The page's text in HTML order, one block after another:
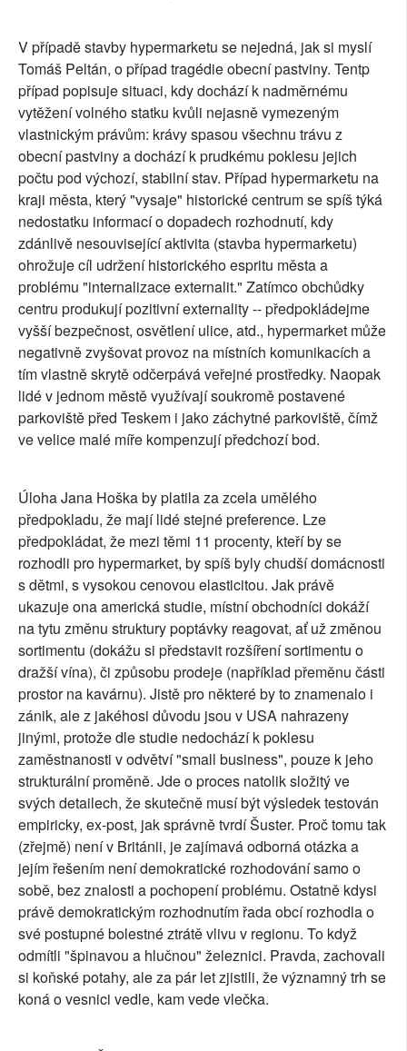
V případě stavby hypermarketu se nejedná, jak si myslí
Tomáš Peltán, o případ tragédie obecní pastviny. Tentp
případ popisuje situaci, kdy dochází k nadměrnému
vytěžení volného statku kvůli nejasně vymezeným
vlastnickým právům: krávy spasou všechnu trávu z
obecní pastviny a dochází k prudkému poklesu jejich
počtu pod výchozí, stabilní stav. Případ hypermarketu na
kraji města, který "vysaje" historické centrum se spíš týká
nedostatku informací o dopadech rozhodnutí, kdy
zdánlivě nesouvisející aktivita (stavba hypermarketu)
ohrožuje cíl udržení historického espritu města a
problému "internalizace externalit." Zatímco obchůdky
centru produkují pozitivní externality -- předpokládejme
vyšší bezpečnost, osvětlení ulice, atd., hypermarket může
negativně zvyšovat provoz na místních komunikacích a
tím vlastně skrytě odčerpává veřejné prostředky. Naopak
lidé v jednom městě využívají soukromě postavené
parkoviště před Teskem i jako záchytné parkoviště, čímž
ve velice malé míře kompenzují předchozí bod.
Úloha Jana Hoška by platila za zcela umělého
předpokladu, že mají lidé stejné preference. Lze
předpokládat, že mezi těmi 11 procenty, kteří by se
rozhodli pro hypermarket, by spíš byly chudší domácnosti
s dětmi, s vysokou cenovou elasticitou. Jak právě
ukazuje ona americká studie, místní obchodníci dokáží
na tytu změnu struktury poptávky reagovat, ať už změnou
sortimentu (dokážu si představit rozšíření sortimentu o
dražší vína), či způsobu prodeje (například přeměnu části
prostor na kavárnu). Jistě pro některé by to znamenalo i
zánik, ale z jakéhosi důvodu jsou v USA nahrazeny
jinými, protože dle studie nedochází k poklesu
zaměstnanosti v odvětví "small business", pouze k jeho
strukturální proměně. Jde o proces natolik složitý ve
svých detailech, že skutečně musí být výsledek testován
empiricky, ex-post, jak správně tvrdí Šuster. Proč tomu tak
(zřejmě) není v Británii, je zajímavá odborná otázka a
jejím řešením není demokratické rozhodování samo o
sobě, bez znalosti a pochopení problému. Ostatně kdysi
právě demokratickým rozhodnutím řada obcí rozhodla o
své postupné bolestné ztrátě vlivu v regionu. To když
odmítli "špinavou a hlučnou" železnici. Pravda, zachovali
si koňské potahy, ale za pár let zjistili, že významný trh se
koná o vesnici vedle, kam vede vlečka.